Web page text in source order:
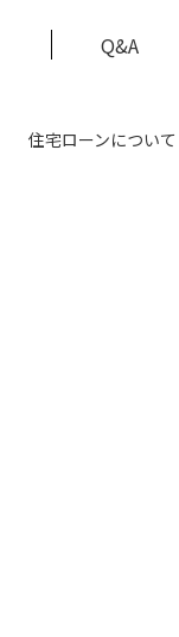
Q&A
住宅ローンについて